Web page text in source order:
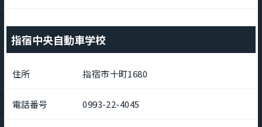
指宿中央自動車学校
住所 指宿市十町1680
電話番号 0993-22-4045